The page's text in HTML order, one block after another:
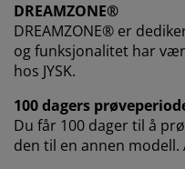
DREAMZONE®
DREAMZONE® er
og funksjonalitet har
hos JYSK.
100 dagers
Du får 100 dager til å
den til en annen modell.